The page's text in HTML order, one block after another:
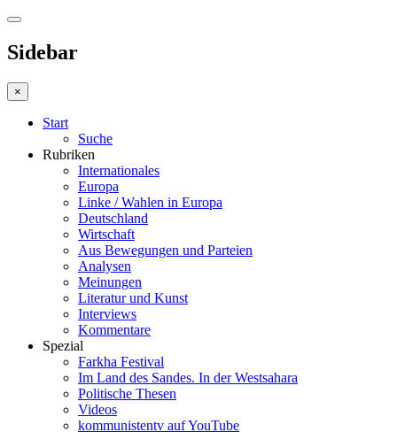
Sidebar
×
Start
Suche
Rubriken
Internationales
Europa
Linke / Wahlen in Europa
Deutschland
Wirtschaft
Aus Bewegungen und Parteien
Analysen
Meinungen
Literatur und Kunst
Interviews
Kommentare
Spezial
Farkha Festival
Im Land des Sandes. In der Westsahara
Politische Thesen
Videos
kommunistentv auf YouTube